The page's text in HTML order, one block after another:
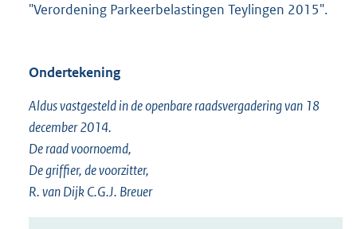
"Verordening Parkeerbelastingen Teylingen 2015".
Ondertekening
Aldus vastgesteld in de openbare raadsvergadering van 18
december 2014.
De raad voornoemd,
De griffier, de voorzitter,
R. van Dijk C.G.J. Breuer